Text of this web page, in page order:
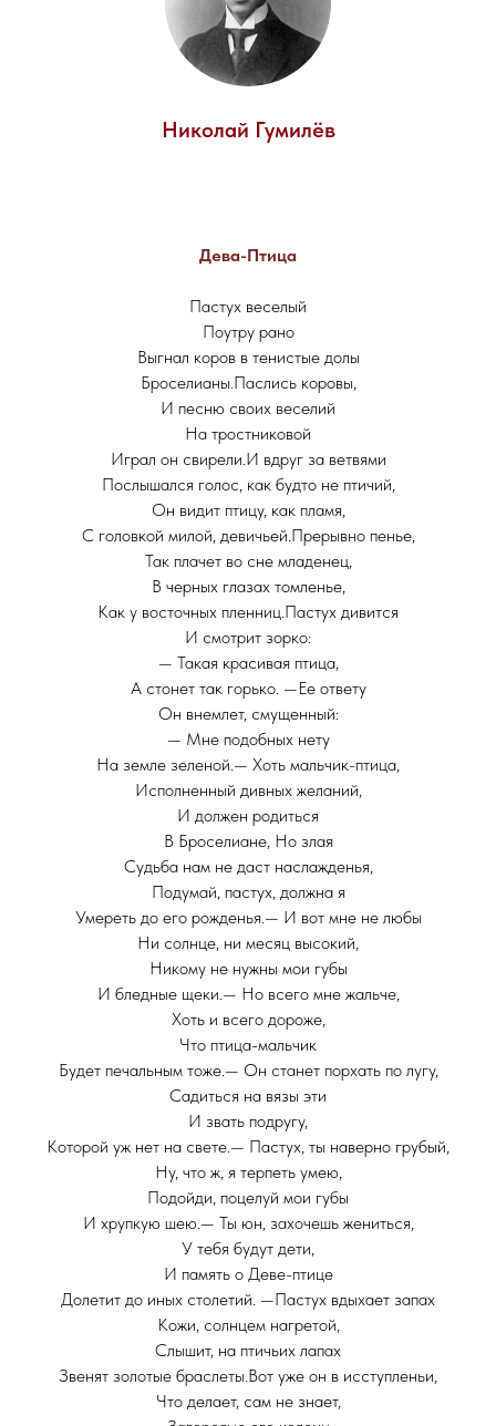
Николай Гумилёв
Дева-Птица
Пастух веселый
Поутру рано
Выгнал коров в тенистые долы
Броселианы.Паслись коровы,
И песню своих веселий
На тростниковой
Играл он свирели.И вдруг за ветвями
Послышался голос, как будто не птичий,
Он видит птицу, как пламя,
С головкой милой, девичьей.Прерывно пенье,
Так плачет во сне младенец,
В черных глазах томленье,
Как у восточных пленниц.Пастух дивится
И смотрит зорко:
— Такая красивая птица,
А стонет так горько. —Ее ответу
Он внемлет, смущенный:
— Мне подобных нету
На земле зеленой.— Хоть мальчик-птица,
Исполненный дивных желаний,
И должен родиться
В Броселиане, Но злая
Судьба нам не даст наслажденья,
Подумай, пастух, должна я
Умереть до его рожденья.— И вот мне не любы
Ни солнце, ни месяц высокий,
Никому не нужны мои губы
И бледные щеки.— Но всего мне жальче,
Хоть и всего дороже,
Что птица-мальчик
Будет печальным тоже.— Он станет порхать по лугу,
Садиться на вязы эти
И звать подругу,
Которой уж нет на свете.— Пастух, ты наверно грубый,
Ну, что ж, я терпеть умею,
Подойди, поцелуй мои губы
И хрупкую шею.— Ты юн, захочешь жениться,
У тебя будут дети,
И память о Деве-птице
Долетит до иных столетий. —Пастух вдыхает запах
Кожи, солнцем нагретой,
Слышит, на птичьих лапах
Звенят золотые браслеты.Вот уже он в исступленьи,
Что делает, сам не знает,